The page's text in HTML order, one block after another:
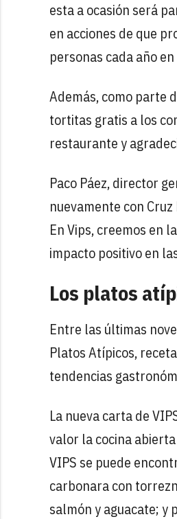
esta a ocasión será
en acciones de que
personas cada año
Además, como parte
tortitas gratis a los
restaurante y
Paco Páez, director
nuevamente con
En Vips, creemos en
impacto positivo en
Los platos
Entre las últimas
Platos Atípicos,
tendencias
La nueva carta de
valor la cocina
VIPS se puede
carbonara con
salmón y aguacate; y